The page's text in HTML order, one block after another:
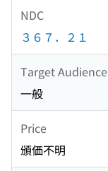
NDC
３６７．２１
Target Audience
一般
Price
頒価不明